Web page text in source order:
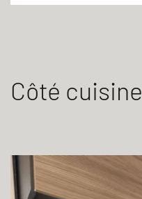
Côté cuisine